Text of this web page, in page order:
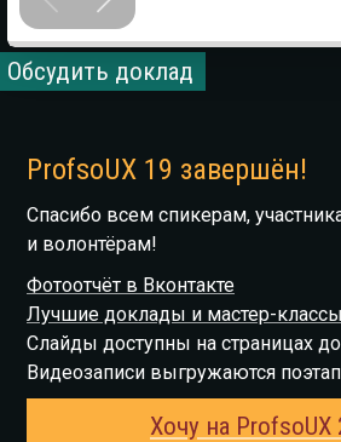
Обсудить доклад
ProfsoUX 19 завершён!
Спасибо всем спикерам,
и волонтёрам!
Фотоотчёт в Вконтакте
Лучшие доклады и мастер-классы
Слайды доступны на страницах
Видеозаписи выгружаются
Хочу на ProfsoUX